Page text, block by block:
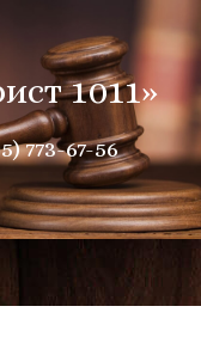
1011»
773-67-56